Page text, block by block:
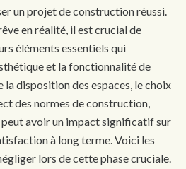
un projet de construction réussi.
en réalité, il est crucial de
éléments essentiels qui
et la fonctionnalité de
disposition des espaces, le choix
des normes de construction,
avoir un impact significatif sur
à long terme. Voici les
lors de cette phase cruciale.